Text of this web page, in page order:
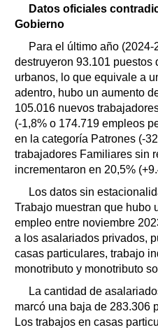
Datos oficiales
Gobierno
Para el último año
destruyeron 93.101 puestos
urbanos, lo que equivale a
adentro, hubo un aumento
105.016 nuevos
(-1,8% o 174.719 empleos
en la categoría Patrones (-
trabajadores Familiares sin
incrementaron en 20,5%
Los datos sin
Trabajo muestran que hubo
empleo entre noviembre
a los asalariados privados,
casas particulares, trabajo
monotributo y monotributo
La cantidad de
marcó una baja de 283.306
Los trabajos en casas